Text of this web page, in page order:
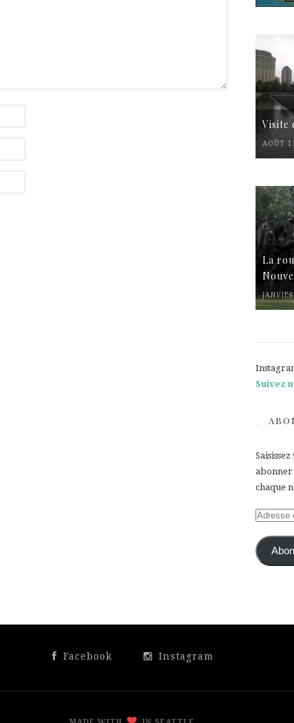
Visite
AOÛT
La
Suivez
abonner
chaque
Adresse
mail
Facebook Instagram